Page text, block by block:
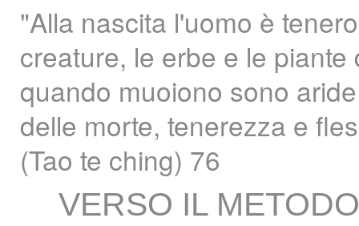
"Alla nascita l'uomo è
creature, le erbe e le
quando muoiono sono
delle morte, tenerezza e
(Tao te ching) 76
VERSO IL